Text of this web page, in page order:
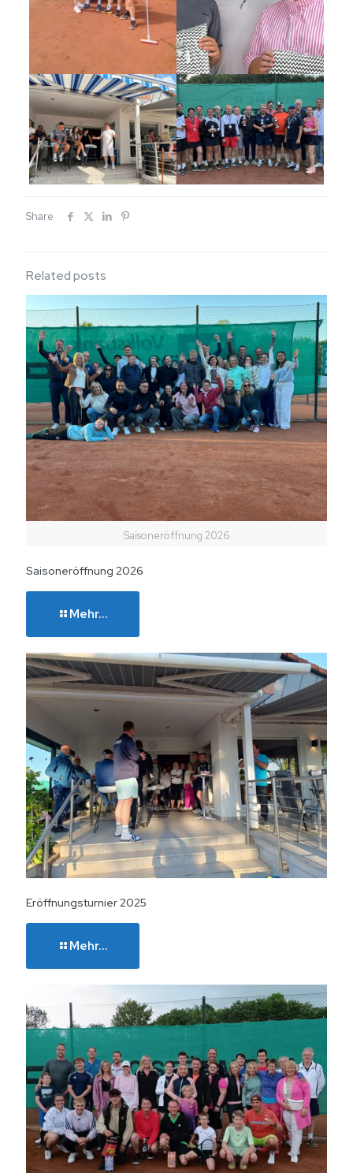
Share
Related posts
Saisoneröffnung 2026
Saisoneröffnung 2026
Mehr...
Eröffnungsturnier 2025
Mehr...